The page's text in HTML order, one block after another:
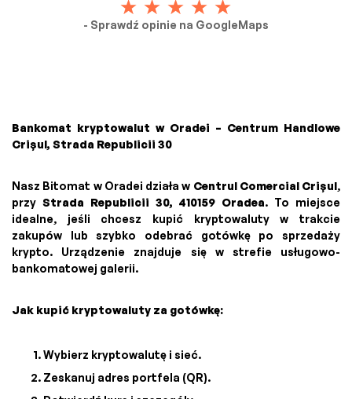
- Sprawdź opinie na GoogleMaps
Bankomat kryptowalut w Oradei – Centrum Handlowe
Crișul, Strada Republicii 30
Nasz Bitomat w Oradei działa w Centrul Comercial Crișul,
przy Strada Republicii 30, 410159 Oradea. To miejsce
idealne, jeśli chcesz kupić kryptowaluty w trakcie
zakupów lub szybko odebrać gotówkę po sprzedaży
krypto. Urządzenie znajduje się w strefie usługowo-
bankomatowej galerii.
Jak kupić kryptowaluty za gotówkę:
Wybierz kryptowalutę i sieć.
Zeskanuj adres portfela (QR).